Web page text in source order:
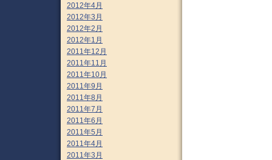
2012年4月
2012年3月
2012年2月
2012年1月
2011年12月
2011年11月
2011年10月
2011年9月
2011年8月
2011年7月
2011年6月
2011年5月
2011年4月
2011年3月